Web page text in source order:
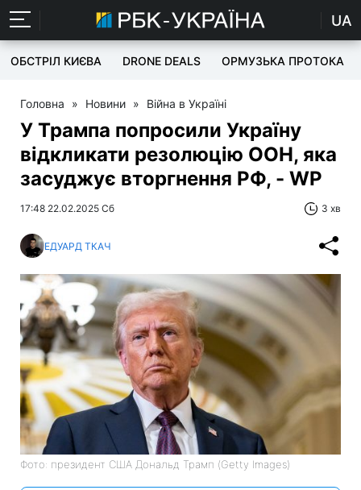
UA
ОБСТРІЛ КИЄВА DRONE DEALS ОРМУЗЬКА ПРОТОКА
Головна » Новини » Війна в Україні
У Трампа попросили Україну
відкликати резолюцію ООН, яка
засуджує вторгнення РФ, - WP
17:48 22.02.2025 Сб 3 хв
ЕДУАРД ТКАЧ
Фото: президент США Дональд Трамп (Getty Images)